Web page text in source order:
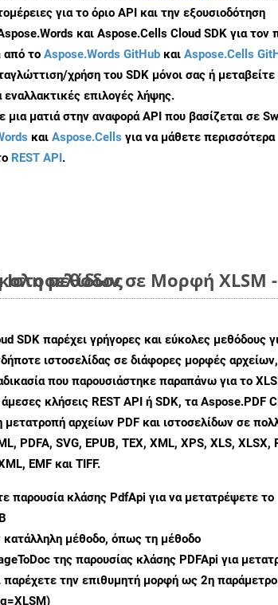
για το όριο API και την εξουσιοδότηση
και Aspose.Cells Cloud SDK για τον
από το Aspose.Words GitHub και Aspose.Cells
χρήση του SDK μόνοι σας ή μεταβείτε
εναλλακτικές επιλογές λήψης.
μια ματιά στην αναφορά API που βασίζεται σε
και Aspose.Cells για να μάθετε περισσότερα
REST API.
μέθοδοςσε Μορφή
SDK παρέχει γρήγορες και εύκολες μεθόδους
ιστοσελίδας σε διάφορες μορφές αρχείων,
που παρουσιάστηκε παραπάνω για το
κλήσεις REST API ή SDK, τα Aspose.PDF
μετατροπή αρχείων PDF και ιστοσελίδων σε
PDFA, SVG, EPUB, TEX, XML, XPS, XLS, XLSX,
EMF και TIFF.
παρουσία κλάσης PdfApi για να μετατρέψετε το
κατάλληλη μέθοδο, όπως τη μέθοδο
της παρουσίας κλάσης PDFApi για
παρέχετε την επιθυμητή μορφή ως 2η